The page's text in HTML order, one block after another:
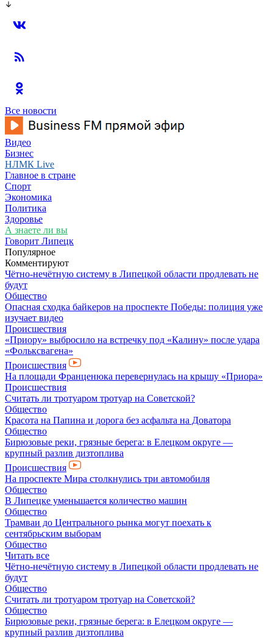
Все новости
Видео
Бизнес
НЛМК Live
Главное в стране
Спорт
Экономика
Политика
Здоровье
А знаете ли вы
Говорит Липецк
Популярное
Комментируют
Чётно-нечётную систему в Липецкой области продлевать не
будут
Общество
Опасная сходка байкеров на проспекте Победы: полиция уже
изучает видео
Происшествия
«Приору» выбросило на встречку под «Калину» после удара
«Фольксвагена»
Происшествия
На площади Франценюка перевернулась на крышу «Приора»
Происшествия
Считать ли тротуаром тротуар на Советской?
Общество
Красота на Папина и дорога без асфальта на Доватора
Общество
Бирюзовые реки, грязные берега: в Елецком округе —
крупный разлив дизтоплива
Происшествия
На проспекте Мира столкнулись три автомобиля
Общество
В Липецке уменьшается количество машин
Общество
Трамваи до Центрального рынка могут поехать к
сентябрьским выборам
Общество
Читать все
Чётно-нечётную систему в Липецкой области продлевать не
будут
Общество
Считать ли тротуаром тротуар на Советской?
Общество
Бирюзовые реки, грязные берега: в Елецком округе —
крупный разлив дизтоплива